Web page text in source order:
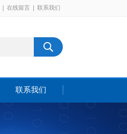
在线留言 联系我们
联系我们